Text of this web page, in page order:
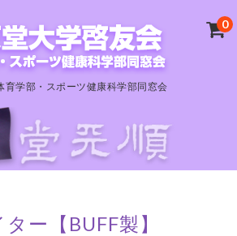
育学部・スポーツ健康科学部同窓会
0
ー【BUFF製】